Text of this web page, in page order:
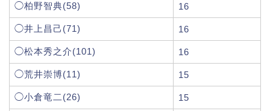
◯柏野智典(58) 16
◯井上昌己(71) 16
◯松本秀之介(101) 16
◯荒井崇博(11) 15
◯小倉竜二(26) 15